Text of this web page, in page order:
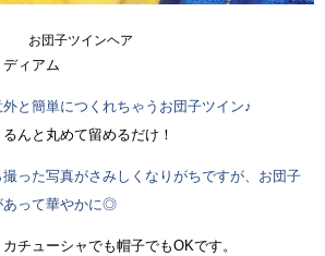
お団子ツインヘア
ィアム
と簡単につくれちゃうお団子ツイン♪
んと丸めて留めるだけ！
った写真がさみしくなりがちですが、お団子
あって華やかに◎
チューシャでも帽子でもOKです。